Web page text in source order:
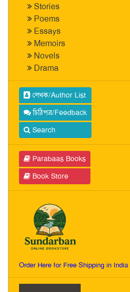
Stories
Poems
Essays
Memoirs
Novels
Drama
লেখক/Author List
চিঠিপত্র/Feedback
Search
Parabaas Books
Book Store
Order Here for Free Shipping in India